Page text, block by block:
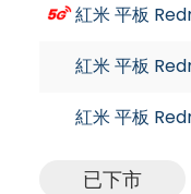
紅米 平板
紅米 平板
紅米 平板
已下市